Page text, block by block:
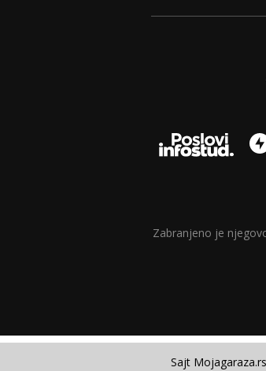
Zabranjeno je
Sajt